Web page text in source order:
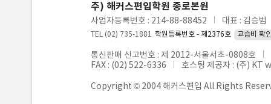
주) 해커스편입학원 종로본원
사업자등록번호 : 214-88-88452 대표 : 김승범
TEL (02) 735-1881 학원등록번호 - 제2376호 교습비 확
통신판매 신고번호 : 제 2012-서울서초-0808호
FAX : (02) 522-6336
호스팅 제공자 : (주)
Copyright © 2004 해커스편입 All Rights